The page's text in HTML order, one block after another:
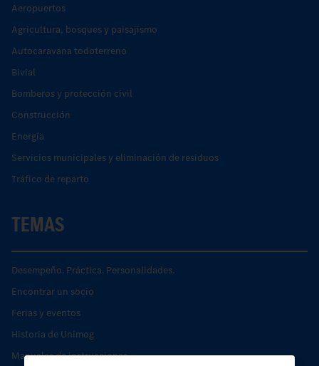
Aeropuertos
Agricultura, bosques y paisajismo
Autocaravana todoterreno
Bivial
Bomberos y protección civil
Construcción
Energía
Servicios municipales y eliminación de residuos
Tráfico de reparto
TEMAS
Desempeño. Práctica. Personalidades.
Encontrar un socio
Ferias y eventos
Historia de Unimog
Manuales de instrucciones